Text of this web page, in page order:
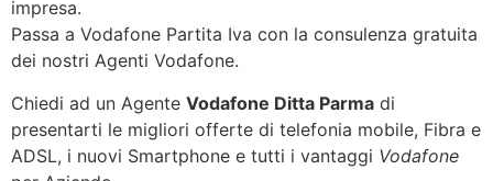
impresa.
Passa a Vodafone Partita Iva con la consulenza gratuita
dei nostri Agenti Vodafone.
Chiedi ad un Agente Vodafone Ditta Parma di
presentarti le migliori offerte di telefonia mobile, Fibra e
ADSL, i nuovi Smartphone e tutti i vantaggi Vodafone